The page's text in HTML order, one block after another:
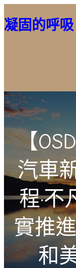
至
容
凝固的呼吸
【
汽車
程·不
實推
和